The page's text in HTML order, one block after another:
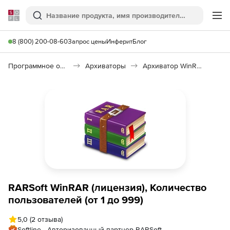
Softline
Поиск
8 (800) 200-08-60Запрос ценыИнферитБлог
Программное обеспечение для работы с файлами и дисками Архиваторы Архиватор WinRAR 7
RARSoft WinRAR (лицензия), Количество
пользователей (от 1 до 999)
5,0 (2 отзыва)